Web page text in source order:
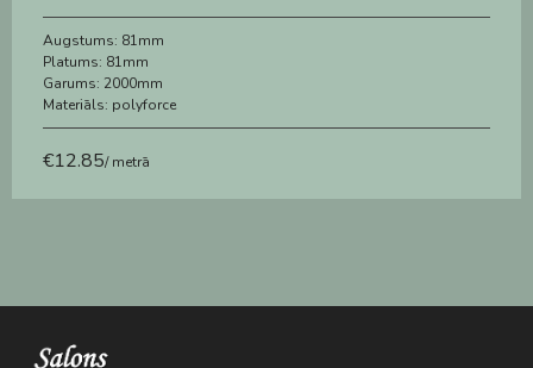
Augstums: 81mm
Platums: 81mm
Garums: 2000mm
Materiāls: polyforce
€12.85/ metrā